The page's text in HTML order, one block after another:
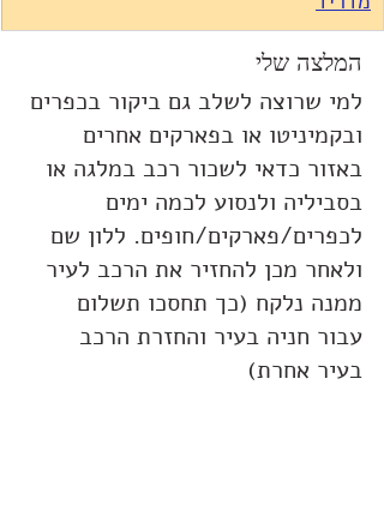
המלצה שלי
למי שרוצה לשלב גם ביקור בכפרים
ובקמיניטו או בפארקים אחרים
באזור כדאי לשכור רכב במלגה או
בסביליה ולנסוע לכמה ימים
לכפרים/פארקים/חופים. ללון שם
ולאחר מכן להחזיר את הרכב לעיר
ממנה נלקח (כך תחסכו תשלום
עבור חניה בעיר והחזרת הרכב
בעיר אחרת)